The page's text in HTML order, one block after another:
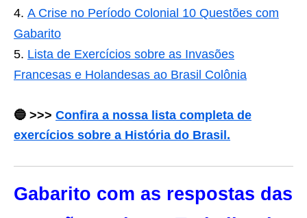
A Crise no Período Colonial 10 Questões com
Gabarito
Lista de Exercícios sobre as Invasões
Francesas e Holandesas ao Brasil Colônia
🔵 >>> Confira a nossa lista completa de
exercícios sobre a História do Brasil.
Gabarito com as respostas das